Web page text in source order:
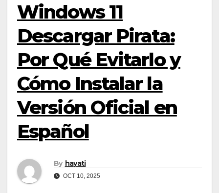
Windows 11
Descargar Pirata:
Por Qué Evitarlo y
Cómo Instalar la
Versión Oficial en
Español
By hayati
OCT 10, 2025